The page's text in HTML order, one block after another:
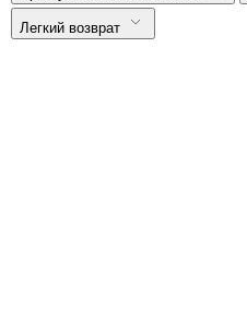
Легкий возврат